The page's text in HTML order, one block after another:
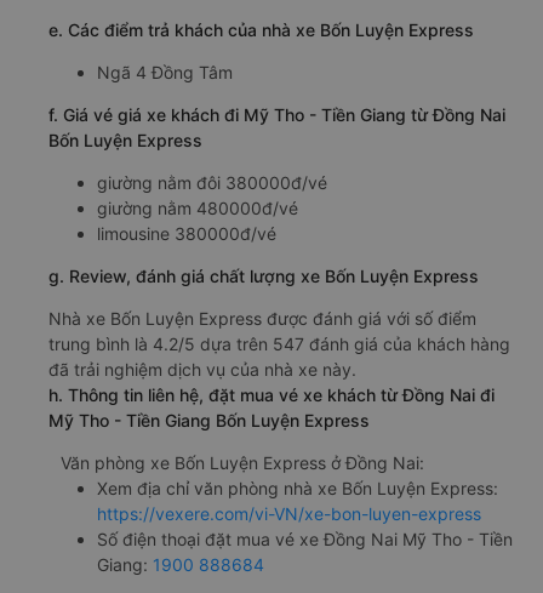
e. Các điểm trả khách của nhà xe Bốn Luyện Express
Ngã 4 Đồng Tâm
f. Giá vé giá xe khách đi Mỹ Tho - Tiền Giang từ Đồng Nai
Bốn Luyện Express
giường nằm đôi 380000đ/vé
giường nằm 480000đ/vé
limousine 380000đ/vé
g. Review, đánh giá chất lượng xe Bốn Luyện Express
Nhà xe Bốn Luyện Express được đánh giá với số điểm
trung bình là 4.2/5 dựa trên 547 đánh giá của khách hàng
đã trải nghiệm dịch vụ của nhà xe này.
h. Thông tin liên hệ, đặt mua vé xe khách từ Đồng Nai đi
Mỹ Tho - Tiền Giang Bốn Luyện Express
Văn phòng xe Bốn Luyện Express ở Đồng Nai:
Xem địa chỉ văn phòng nhà xe Bốn Luyện Express:
https://vexere.com/vi-VN/xe-bon-luyen-express
Số điện thoại đặt mua vé xe Đồng Nai Mỹ Tho - Tiền
Giang: 1900 888684